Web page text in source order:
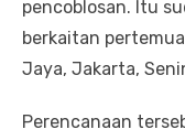
pencoblosan. Itu
berkaitan
Jaya, Jakarta,
Perencanaan